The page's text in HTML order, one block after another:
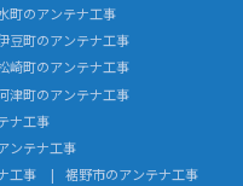
町のアンテナ工事
豆町のアンテナ工事
崎町のアンテナ工事
津町のアンテナ工事
ナ工事
ンテナ工事
工事
裾野市のアンテナ工事